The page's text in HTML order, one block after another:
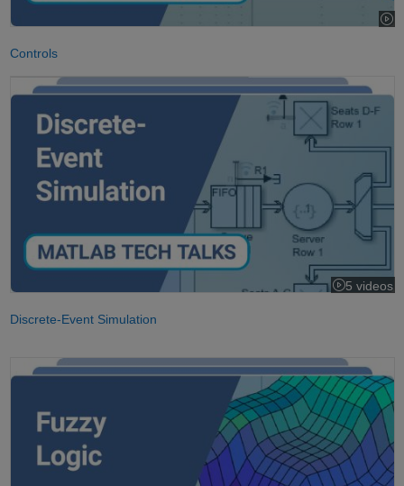
Controls
Understanding Discrete-Event Simulation
5 videos
Discrete-Event Simulation
Fuzzy Logic